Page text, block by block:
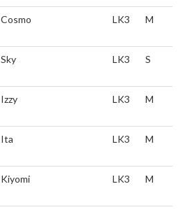
Cosmo LK3 M
Sky LK3 S
Izzy LK3 M
Ita LK3 M
Kiyomi LK3 M